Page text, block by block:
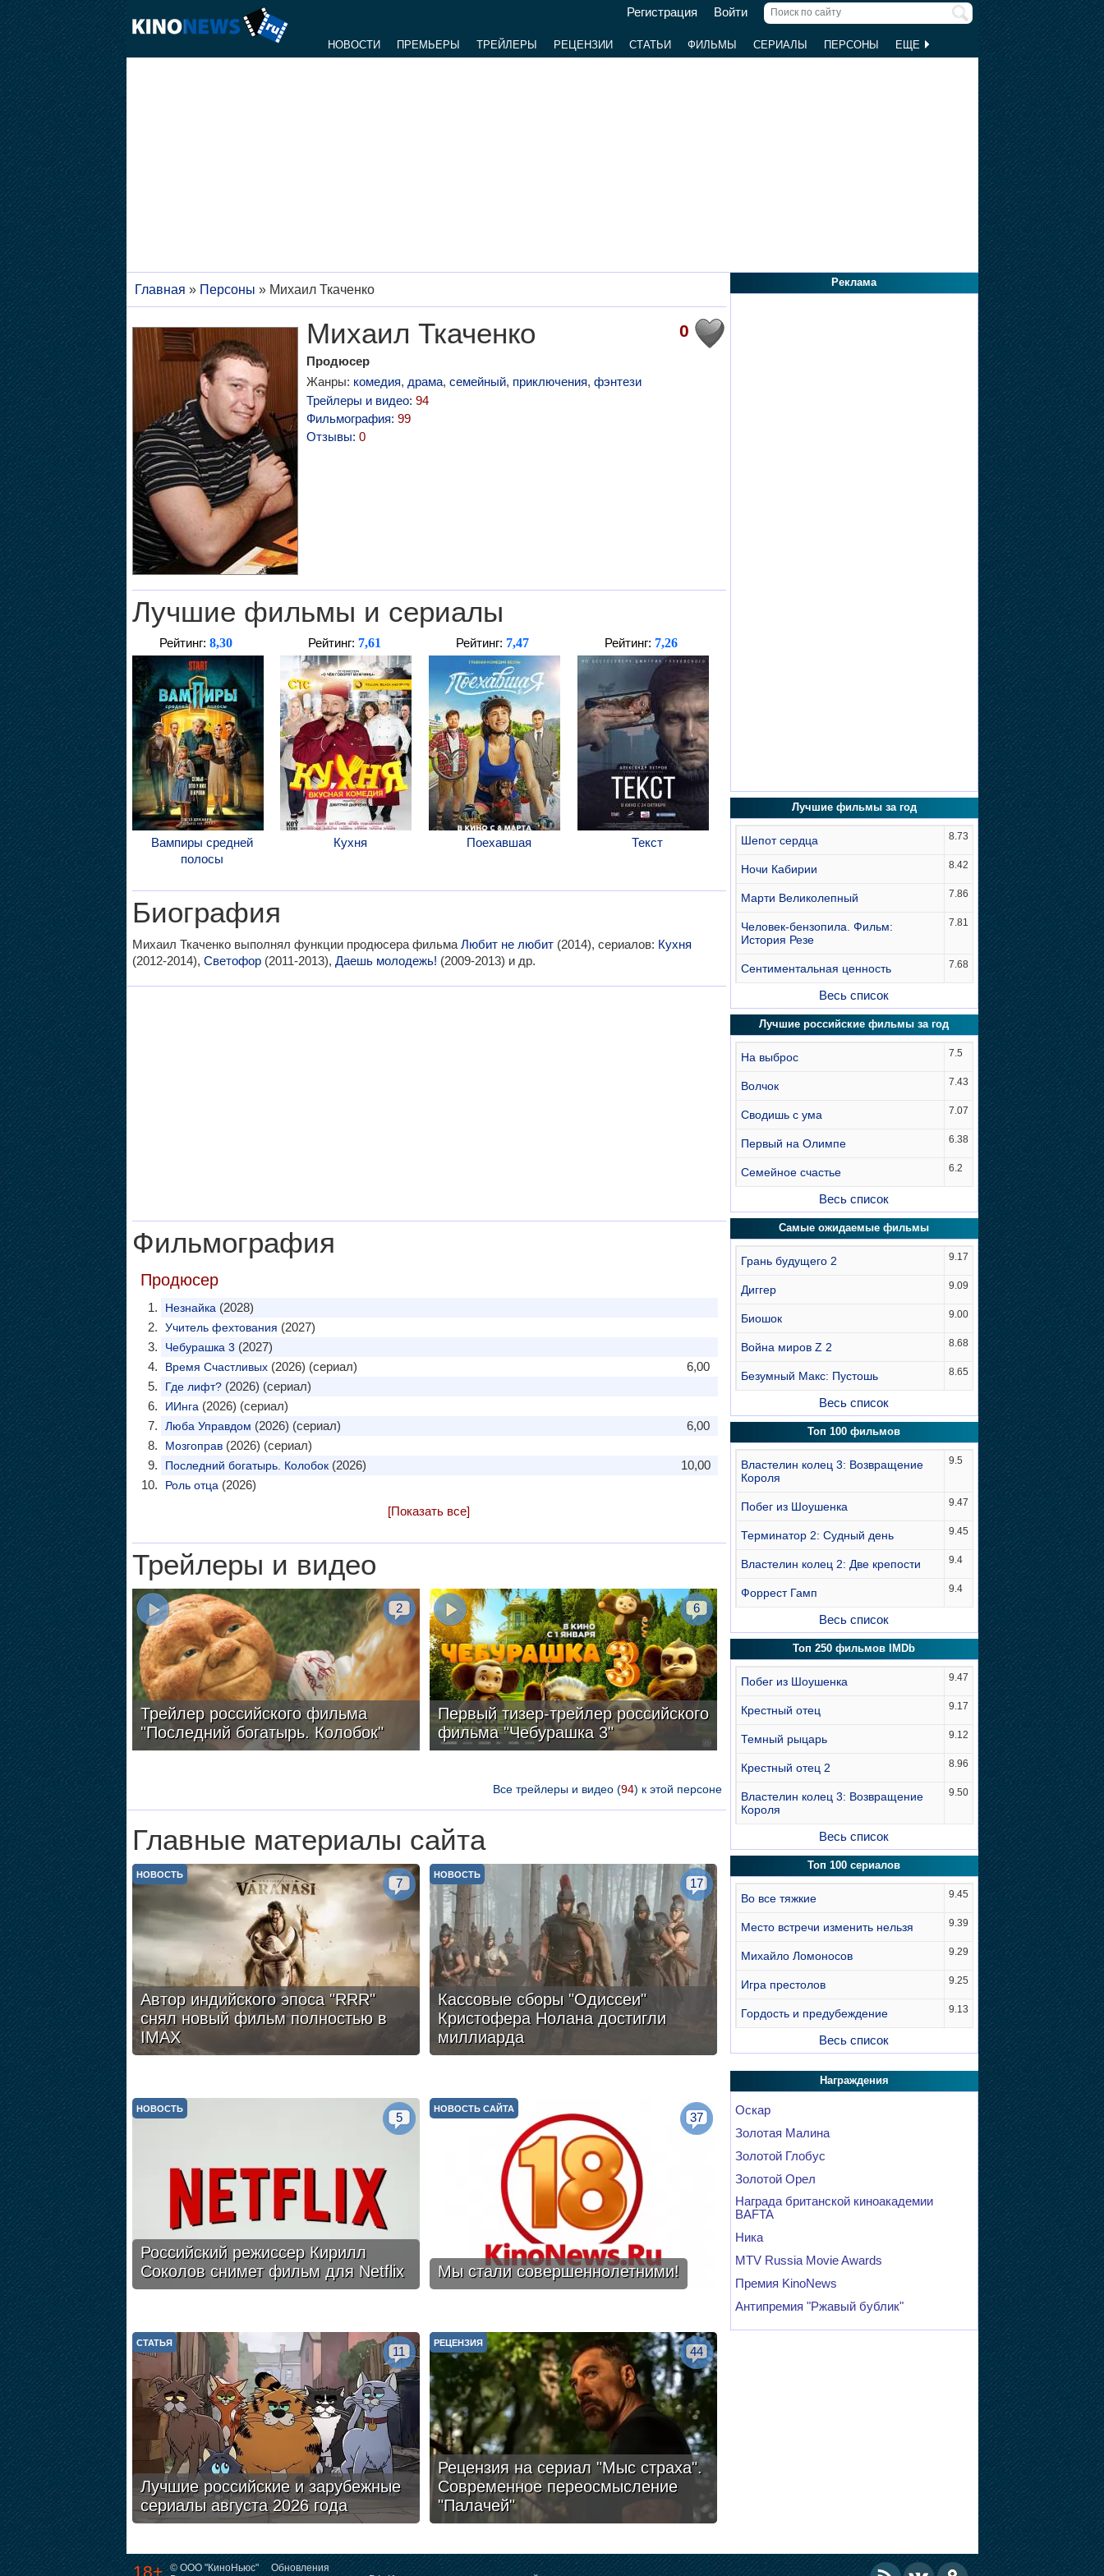
Регистрация Войти
НОВОСТИ ПРЕМЬЕРЫ ТРЕЙЛЕРЫ РЕЦЕНЗИИ СТАТЬИ ФИЛЬМЫ СЕРИАЛЫ ПЕРСОНЫ ЕЩЕ
Главная » Персоны » Михаил Ткаченко
0
Михаил Ткаченко
Продюсер
Жанры: комедия, драма, семейный, приключения, фэнтези
Трейлеры и видео: 94
Фильмография: 99
Отзывы: 0
Лучшие фильмы и сериалы
Рейтинг: 8,30
Вампиры средней
полосы
Рейтинг: 7,61
Кухня
Рейтинг: 7,47
Поехавшая
Рейтинг: 7,26
Текст
Биография
Михаил Ткаченко выполнял функции продюсера фильма Любит не любит(2014), сериалов: Кухня
(2012-2014), Светофор(2011-2013), Даешь молодежь! (2009-2013) и др.
Фильмография
Продюсер
Незнайка (2028)
Учитель фехтования (2027)
Чебурашка 3 (2027)
6,00
Время Счастливых(2026) (сериал)
Где лифт?(2026) (сериал)
ИИнга (2026) (сериал)
6,00
Люба Управдом (2026) (сериал)
Мозгоправ(2026) (сериал)
10,00
Последний богатырь. Колобок(2026)
Роль отца (2026)
[Показать все]
Трейлеры и видео
Трейлер российского фильма
"Последний богатырь. Колобок"
2
Первый тизер-трейлер российского
фильма "Чебурашка 3"
6
Все трейлеры и видео (94) к этой персоне
Главные материалы сайта
Автор индийского эпоса "RRR"
снял новый фильм полностью в
IMAX
НОВОСТЬ
7
Кассовые сборы "Одиссеи"
Кристофера Нолана достигли
миллиарда
НОВОСТЬ
17
Российский режиссер Кирилл
Соколов снимет фильм для Netflix
НОВОСТЬ
5
Мы стали совершеннолетними!
НОВОСТЬ САЙТА
37
Лучшие российские и зарубежные
сериалы августа 2026 года
СТАТЬЯ
11
Рецензия на сериал "Мыс страха".
Современное переосмысление
"Палачей"
РЕЦЕНЗИЯ
44
Реклама
Лучшие фильмы за год
Шепот сердца 8.73
Ночи Кабирии 8.42
Марти Великолепный 7.86
Человек-бензопила. Фильм:
История Резе
7.81
Сентиментальная ценность 7.68
Весь список
Лучшие российские фильмы за год
На выброс 7.5
Волчок 7.43
Сводишь с ума 7.07
Первый на Олимпе 6.38
Семейное счастье 6.2
Весь список
Самые ожидаемые фильмы
Грань будущего 2 9.17
Диггер 9.09
Биошок 9.00
Война миров Z 2 8.68
Безумный Макс: Пустошь 8.65
Весь список
Топ 100 фильмов
Властелин колец 3: Возвращение
Короля
9.5
Побег из Шоушенка 9.47
Терминатор 2: Судный день 9.45
Властелин колец 2: Две крепости 9.4
Форрест Гамп 9.4
Весь список
Топ 250 фильмов IMDb
Побег из Шоушенка 9.47
Крестный отец 9.17
Темный рыцарь 9.12
Крестный отец 2 8.96
Властелин колец 3: Возвращение
Короля
9.50
Весь список
Топ 100 сериалов
Во все тяжкие 9.45
Место встречи изменить нельзя 9.39
Михайло Ломоносов 9.29
Игра престолов 9.25
Гордость и предубеждение 9.13
Весь список
Награждения
Оскар
Золотая Малина
Золотой Глобус
Золотой Орел
Награда британской киноакадемии
BAFTA
Ника
MTV Russia Movie Awards
Премия KinoNews
Антипремия "Ржавый бублик"
18+ © ООО "КиноНьюс"
Обновления